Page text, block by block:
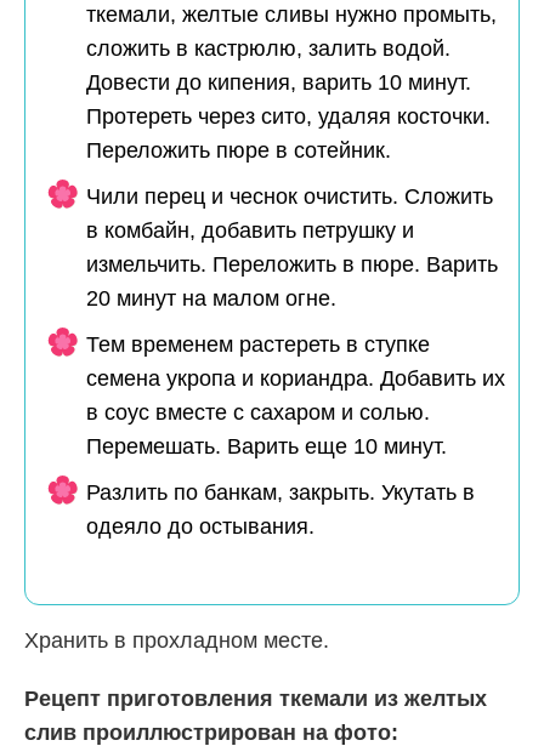
ткемали, желтые сливы нужно промыть,
сложить в кастрюлю, залить водой.
Довести до кипения, варить 10 минут.
Протереть через сито, удаляя косточки.
Переложить пюре в сотейник.
Чили перец и чеснок очистить. Сложить
в комбайн, добавить петрушку и
измельчить. Переложить в пюре. Варить
20 минут на малом огне.
Тем временем растереть в ступке
семена укропа и кориандра. Добавить их
в соус вместе с сахаром и солью.
Перемешать. Варить еще 10 минут.
Разлить по банкам, закрыть. Укутать в
одеяло до остывания.
Хранить в прохладном месте.
Рецепт приготовления ткемали из желтых
слив проиллюстрирован на фото: